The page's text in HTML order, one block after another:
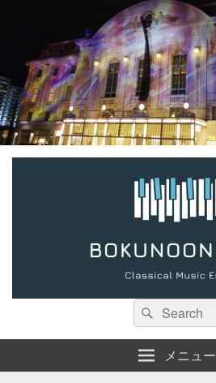
検
索:
検
索
メニュー